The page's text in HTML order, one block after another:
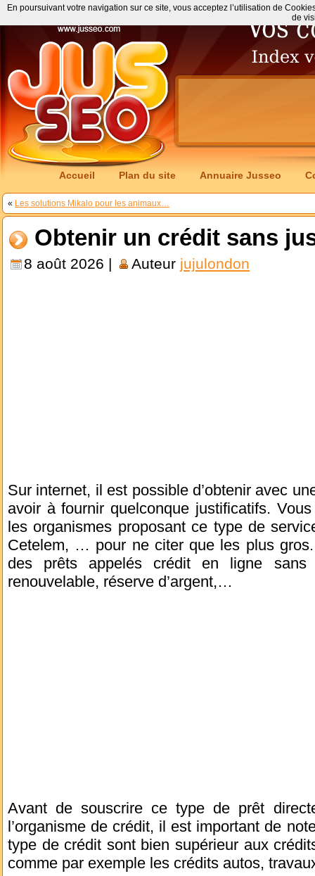
Accueil Plan du site Annuaire Jusseo
« Les solutions Mikalo pour les animaux…
Obtenir un crédit sans
8 août 2026 | Auteur jujulondon
Sur internet, il est possible d’obtenir avec
avoir à fournir quelconque justificatifs.
les organismes proposant ce type de
Cetelem, … pour ne citer que les plus
des prêts appelés crédit en ligne sans
renouvelable, réserve d’argent,…
Avant de souscrire ce type de prêt
l’organisme de crédit, il est important de
type de crédit sont bien supérieur aux
comme par exemple les crédits autos,
En poursuivant votre navigation sur ce site, vous acceptez l’utilisation de
de